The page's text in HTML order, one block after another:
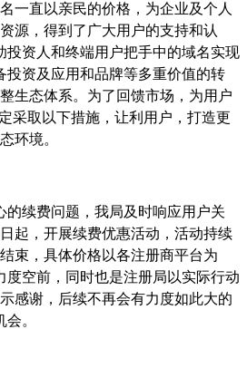
一直以亲民的价格，为企业及个人
源，得到了广大用户的支持和认
投资人和终端用户把手中的域名实现
投资及应用和品牌等多重价值的转
生态体系。为了回馈市场，为用户
采取以下措施，让利用户，打造更
环境。
的续费问题，我局及时响应用户关
日起，开展续费优惠活动，活动持续
束，具体价格以各注册商平台为
度空前，同时也是注册局以实际行动
感谢，后续不再会有力度如此大的
。